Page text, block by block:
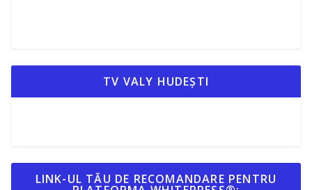
TV VALY HUDEȘTI
LINK-UL TĂU DE RECOMANDARE PENTRU